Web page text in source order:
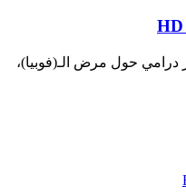
حول مرض الـ(فوبيا)،